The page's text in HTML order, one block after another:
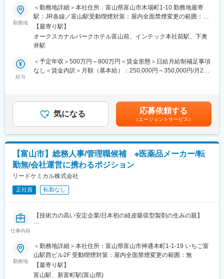
・職種にとらわれずキャリアの幅を広げられる
■教育体制
OJTや部門別研修があり、入社後も成長をサポートする体制を整
えています。
■同社の魅力：
・創業70年を超えてさらなる成長を続ける同社では、能力のある
を歩んでいただくことが可能です。
・育休取得率90％以上、研究開発部の平均残業時間は約25時間と
働きやすい環境であり、全社平均勤続年数は13年と腰を据えて働
くことが出来る職場です。
変更の範囲：会社の定める業務
■業務概要
当社は医薬品原薬や重要中間体の製造受託および研究開発支援を
行う富山県拠点の医薬品メーカーです。本ポジションは、これま
でのご経験・ご志向を踏まえ、企画・データ分析・事業開発・社
内SE・労務のバックオフィス領域から最適な役割を決定します。
配属はご本人の希望・ご経験と事業戦略、組織状況を考慮したう
えで対話を重ね、双方合意のもと決定します。
事業拡大フェーズのため、組織づくりや業務改善、新規事業の立
ち上げなどにも主体的に関わっていただけます。
開発支援、特殊中間体製造、マロン酸・ピリミジン誘導体製造な
ど。
■業務の魅力
・経験・志向に応じて役割を決定するため、これまでのキャリア
を活かしながら新たな領域にも挑戦できる
・医薬品原薬の受託製造という専門性の高い事業を通じて、社会
貢献性の高い仕事に携われる
・事業拡大フェーズにあり、組織づくりや業務改善にも主体的に
■教育体制
OJTや部門別研修があり、入社後も成長をサポートする体制を整
えています。
勤務地
＜勤務地詳細＞本社住所：富山県富山市木場町1-10 勤務地最寄
駅：JR各線／富山駅受動喫煙対策：屋内全面禁煙変更の範囲：会
社の定める事業所
【最寄り駅】
オークスカナルパークホテル富山前、インテック本社前駅、下奥
井駅
給与
＜予定年収＞500万円～800万円＜賃金形態＞日給月給制補足事項
なし＜賃金内訳＞月額（基本給）：250,000円～350,000円/月20
くまでも目安の金額であり、選考を通じて上下する可能性があり
ます。月給(月額)は固定手当を含めた表記です。
気になる 応募依頼する
（エージェントサービス）
【富山市】総務人事/管理職候補 ※医薬品メーカー/転
勤無/会社運営に携わるポジション
リードケミカル株式会社
正社員 転勤なし
仕事内容
【技術力の高い安定企業/日本初の経皮吸収型製剤の生みの親】
総務・人事の管理職候補として、採用、人事制度設計から、経営
企画や株主総会運営など、経営に直結する業務を担います。入社
後は上長と共に業務内容やマネジメントについて学ぶ形でスター
トします。
勤務地
＜勤務地詳細＞本社住所：富山県富山市神通本町1-1-19 いちご富
山駅西ビル2F 受動喫煙対策：屋内全面禁煙変更の範囲：無
【最寄り駅】
富山駅、新富町駅(富山県)